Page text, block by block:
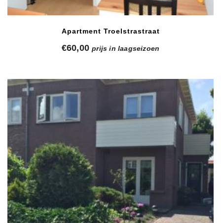
Apartment Troelstrastraat
€60,00 prijs in laagseizoen